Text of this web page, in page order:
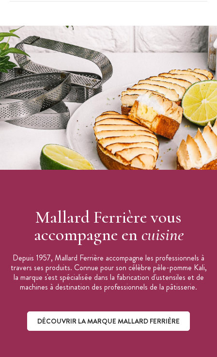
Mallard Ferrière vous
accompagne en cuisine
Depuis 1957, Mallard Ferrière accompagne les professionnels à
travers ses produits. Connue pour son célèbre pèle-pomme Kali,
la marque s'est spécialisée dans la fabrication d'ustensiles et de
machines à destination des professionnels de la pâtisserie.
DÉCOUVRIR LA MARQUE MALLARD FERRIÈRE